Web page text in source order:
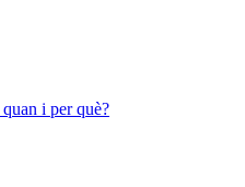
i per què?